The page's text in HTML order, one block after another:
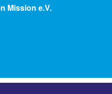
Mission e.V.